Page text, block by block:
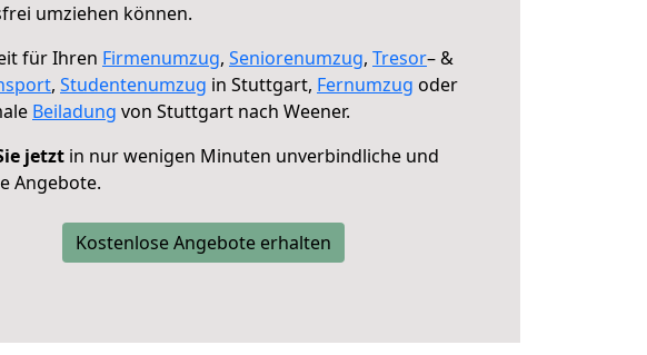
umziehen können.
für Ihren Firmenumzug, Seniorenumzug, Tresor– &
, Studentenumzug in Stuttgart, Fernumzug oder
Beiladung von Stuttgart nach Weener.
jetzt in nur wenigen Minuten unverbindliche und
Angebote.
Kostenlose Angebote erhalten